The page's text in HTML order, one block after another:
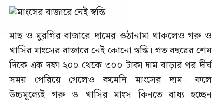
মাছ ও মুরগির বাজারে দামের ওঠানামা থাকলেও গরু ও
খাসির মাংসের বাজারে নেই কোনো স্বস্তি। গত বছরের শেষ
দিকে এক দফা ২০০ থেকে ৩০০ টাকা দাম বাড়ার পর দীর্ঘ
সময় পেরিয়ে গেলেও কমেনি মাংসের দাম। ফলে
উচ্চমূল্যেই গরু ও খাসির মাংস কিনতে বাধ্য হচ্ছেন